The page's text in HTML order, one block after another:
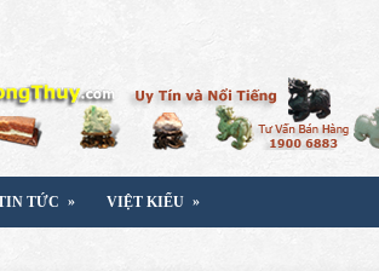
TỨC » VIỆT KIỂU »